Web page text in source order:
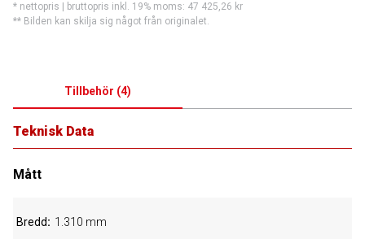
* nettopris | bruttopris inkl. 19% moms: 47 425,26 kr
** Bilden kan skilja sig något från originalet.
Tillbehör (4)
Teknisk Data
Mått
Bredd 1.310 mm